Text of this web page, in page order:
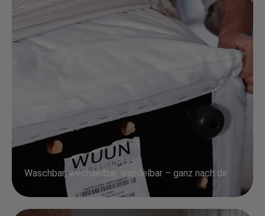
Waschbar, wechselbar, wandelbar – ganz nach dir.